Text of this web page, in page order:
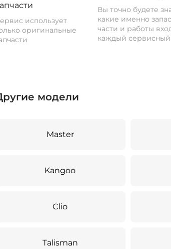
использует
оригинальные
Вы точно будете
какие именно
части и работы
каждый сервисный
модели
Master
Kangoo
Clio
Talisman